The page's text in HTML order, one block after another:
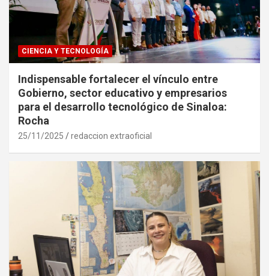
CIENCIA Y TECNOLOGÍA
Indispensable fortalecer el vínculo entre
Gobierno, sector educativo y empresarios
para el desarrollo tecnológico de Sinaloa:
Rocha
25/11/2025 redaccion extraoficial